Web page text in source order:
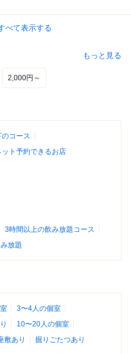
べて表示する
もっと見る
2,000円～
コース
ット予約できるお店
3時間以上の飲み放題コース
放題
3〜4人の個室
10〜20人の個室
敷あり 掘りごたつあり